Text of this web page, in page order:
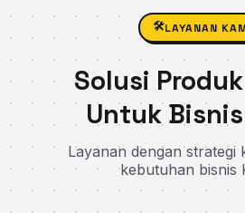
🛠LAYANAN
Solusi
Untuk
Layanan dengan strategi
kebutuhan bisnis